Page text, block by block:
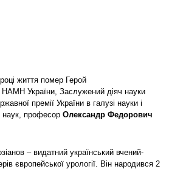
життя помер Герой
НАМН України, Заслужений діяч науки
премії України в галузі науки і
наук, професор Олександр Федорович
– видатний український вчений-
європейської урології. Він народився 2